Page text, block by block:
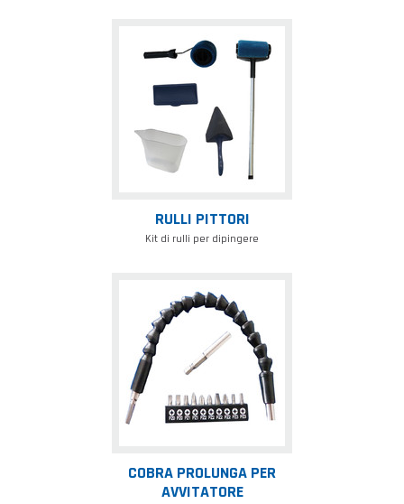
pittori
RULLI PITTORI
Kit di rulli per dipingere
Cobra
prolunga
avvitatore
COBRA PROLUNGA PER
AVVITATORE